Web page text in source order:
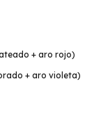
+ aro rojo)
+ aro violeta)